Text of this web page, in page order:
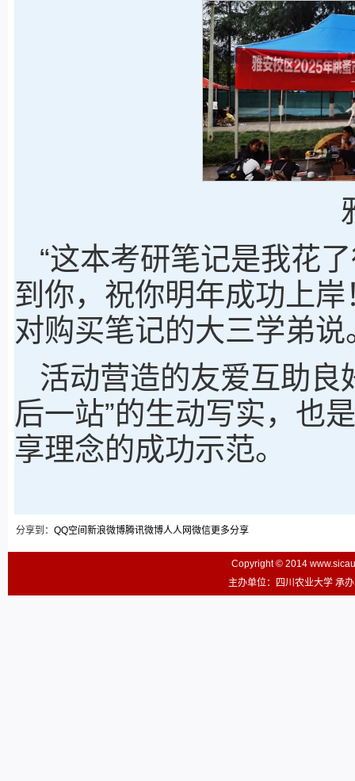
“这本考研笔记是我花
到你，祝你明年成功上
对购买笔记的大三学弟说
活动营造的友爱互助良
后一站”的生动写实，也
享理念的成功示范。
分享到： QQ空间 新浪微博腾讯微博人人网微信更多分享
Copyright © 2014
主办单位：四川农业大学 承